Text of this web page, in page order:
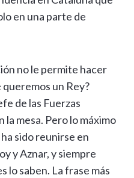
en una parte de
no le permite hacer
un Rey?
de las Fuerzas
la mesa. Pero lo máximo
sido reunirse en
y Aznar, y siempre
lo saben. La frase más